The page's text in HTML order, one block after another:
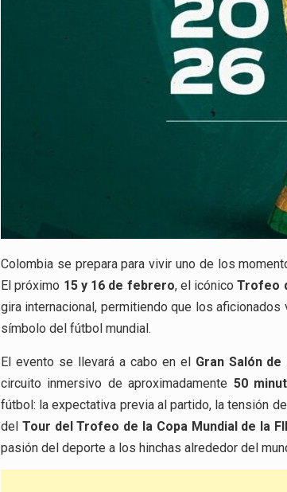
Colombia se prepara para vivir uno de los
El próximo 15 y 16 de febrero, el icónicoTrofeo
gira internacional, permitiendo que los
símbolo del fútbol mundial.
El evento se llevará a cabo en el Gran Salón
circuito inmersivo de aproximadamente 50
fútbol: la expectativa previa al partido, la tensión
del Tour del Trofeo de la Copa Mundial de la
pasión del deporte a los hinchas alrededor del